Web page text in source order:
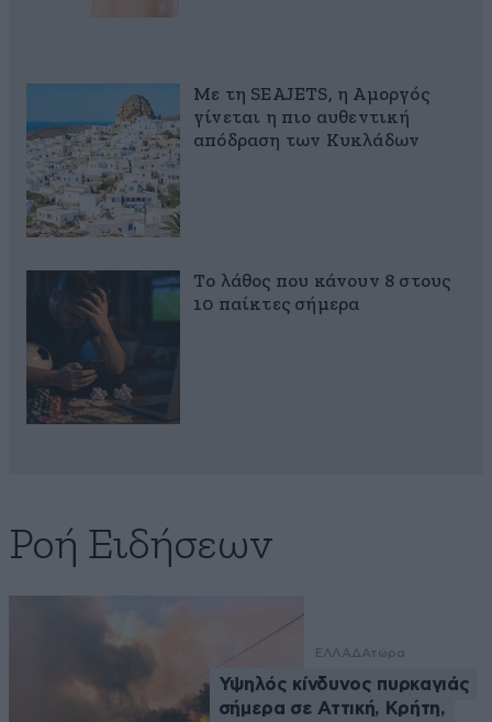
Με τη SEAJETS, η Αμοργός
γίνεται η πιο αυθεντική
απόδραση των Κυκλάδων
Το λάθος που κάνουν 8 στους
10 παίκτες σήμερα
Ροή Ειδήσεων
ΕΛΛΑΔΑτώρα
Υψηλός κίνδυνος πυρκαγιάς
σήμερα σε Αττική, Κρήτη,